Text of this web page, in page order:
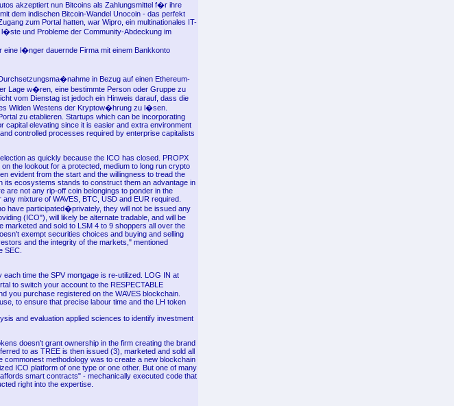
akzeptiert nun Bitcoins als Zahlungsmittel f�r ihre
dem indischen Bitcoin-Wandel Unocoin - das perfekt
zum Portal hatten, war Wipro, ein multinationales IT-
und Probleme der Community-Abdeckung im
l�nger dauernde Firma mit einem Bankkonto
in Bezug auf einen Ethereum-
Lage w�ren, eine bestimmte Person oder Gruppe zu
vom Dienstag ist jedoch ein Hinweis darauf, dass die
Wilden Westens der Kryptow�hrung zu l�sen.
zu etablieren. Startups which can be incorporating
capital elevating since it is easier and extra environment
controlled processes required by enterprise capitalists
as quickly because the ICO has closed. PROPX
the lookout for a protected, medium to long run crypto
evident from the start and the willingness to tread the
its ecosystems stands to construct them an advantage in
are not any rip-off coin belongings to ponder in the
mixture of WAVES, BTC, USD and EUR required.
have participated�privately, they will not be issued any
(ICO"), will likely be alternate tradable, and will be
and sold to LSM 4 to 9 shoppers all over the
exempt securities choices and buying and selling
and the integrity of the markets," mentioned
SEC.
time the SPV mortgage is re-utilized. LOG IN at
to switch your account to the RESPECTABLE
you purchase registered on the WAVES blockchain.
to ensure that precise labour time and the LH token
and evaluation applied sciences to identify investment
doesn't grant ownership in the firm creating the brand
to as TREE is then issued (3), marketed and sold all
methodology was to create a new blockchain
ICO platform of one type or one other. But one of many
smart contracts" - mechanically executed code that
right into the expertise.